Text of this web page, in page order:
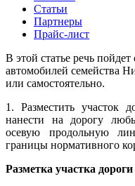
Статьи
Партнеры
Прайс-лист
В этой статье речь пойдет
автомобилей семейства
или самостоятельно.
1. Разместить участок
нанести на дорогу
осевую продольную
границы нормативного
Разметка участка